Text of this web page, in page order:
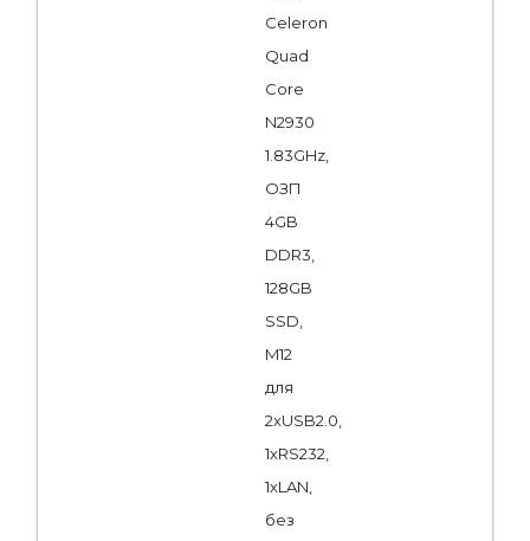
Celeron
Quad
Core
N2930
1.83GHz,
ОЗП
4GB
DDR3,
128GB
SSD,
M12
для
2xUSB2.0,
1хRS232,
1хLAN,
без